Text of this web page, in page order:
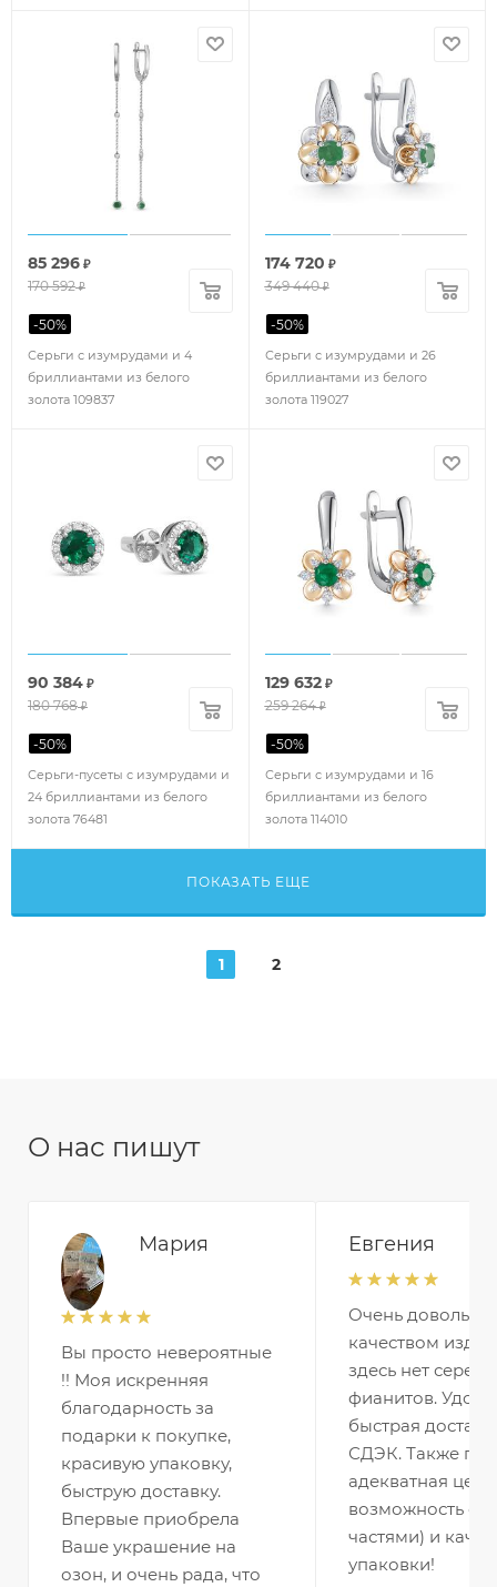
Серьги с изумрудами и 4
бриллиантами из белого
золота 109837
85 296 ₽
170 592₽
-50%
Серьги с изумрудами и 26
бриллиантами из белого
золота 119027
174 720 ₽
349 440₽
-50%
Серьги-пусеты с изумрудами и
24 бриллиантами из белого
золота 76481
90 384 ₽
180 768₽
-50%
Серьги с изумрудами и 16
бриллиантами из белого
золота 114010
129 632₽
259 264₽
-50%
ПОКАЗАТЬ ЕЩЕ
1 2
О нас пишут
Мария
Вы просто невероятные
!! Моя искренняя
благодарность за
подарки к покупке,
красивую упаковку,
быструю доставку.
Впервые приобрела
Ваше украшение на
озон, и очень рада, что
Евгения
Очень довольна
качеством
здесь нет
фианитов.
быстрая
СДЭК. Также
адекватная цена
возможность
частями) и
упаковки!